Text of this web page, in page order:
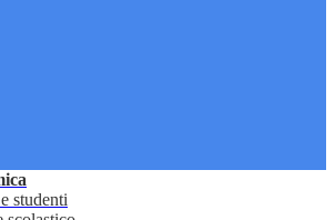
studenti